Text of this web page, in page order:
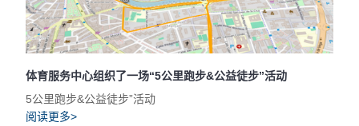
体育服务中心组织了一场“5公里跑步&公益徒步”活动
5公里跑步&公益徒步”活动
阅读更多>